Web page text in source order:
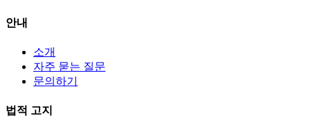
안내
소개
자주 묻는 질문
문의하기
법적 고지